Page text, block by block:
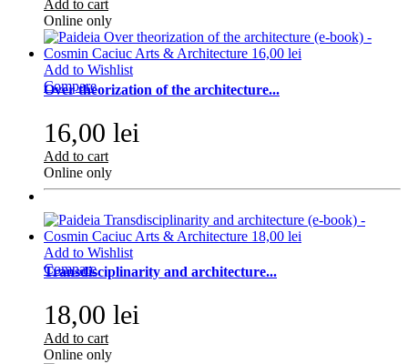
Add to cart
Online only
Add to Wishlist
Compare
Over theorization of the architecture...
16,00 lei
Add to cart
Online only
Add to Wishlist
Compare
Transdisciplinarity and architecture...
18,00 lei
Add to cart
Online only